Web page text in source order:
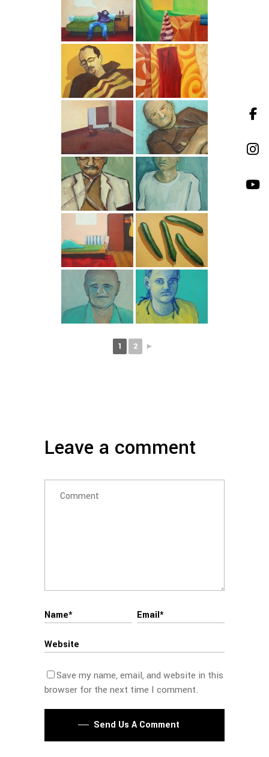
1 2 ►
Leave a comment
Save my name, email, and website in this
browser for the next time I comment.
Send Us A Comment